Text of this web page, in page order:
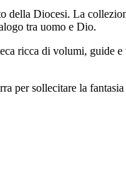
della Diocesi. La
tra uomo e Dio.
ricca di volumi, guide e
per sollecitare la fantasia